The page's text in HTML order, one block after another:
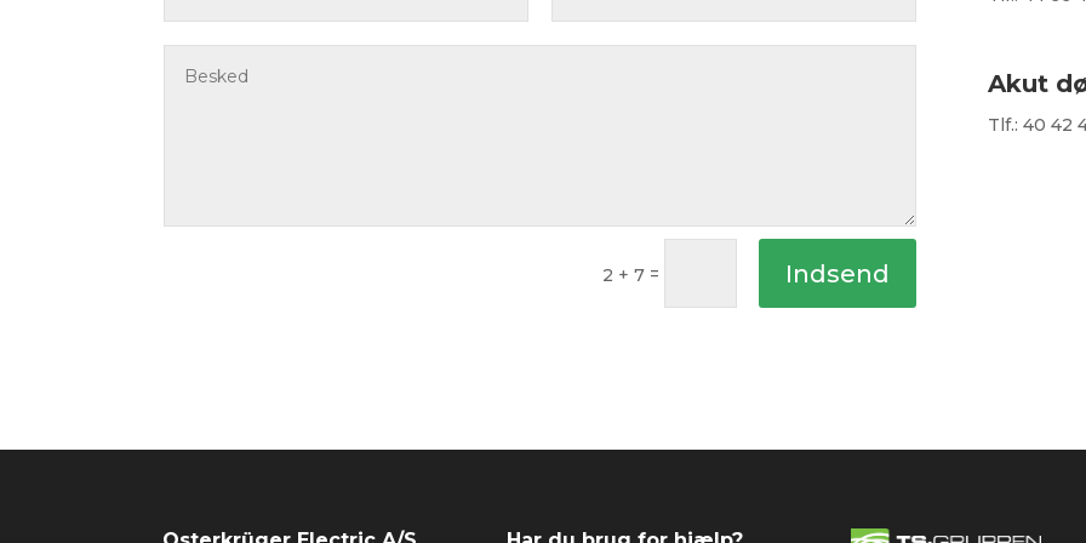
2 + 7= Indsend
Akut
Tlf.: 40 42